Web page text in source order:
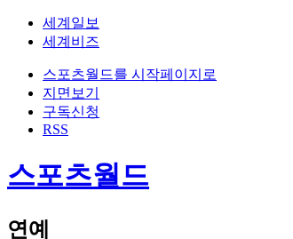
세계일보
세계비즈
스포츠월드를 시작페이지로
지면보기
구독신청
RSS
스포츠월드
연예